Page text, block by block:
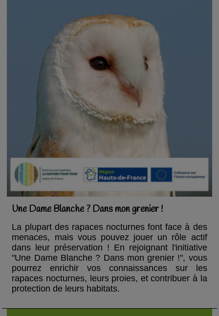
Une Dame Blanche ? Dans mon grenier !
La plupart des rapaces nocturnes font face à des
menaces, mais vous pouvez jouer un rôle actif
dans leur préservation ! En rejoignant l'initiative
"Une Dame Blanche ? Dans mon grenier !", vous
pourrez enrichir vos connaissances sur les
rapaces nocturnes, leurs proies, et contribuer à la
protection de leurs habitats.